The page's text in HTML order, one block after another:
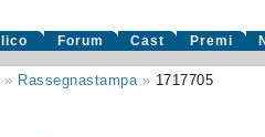
Forum Cast Premi
» Rassegnastampa» 1717705